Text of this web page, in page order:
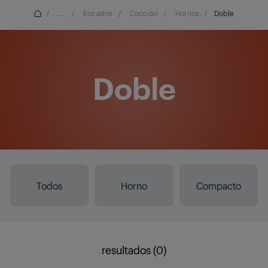
/ ... / Encastre / Cocción / Hornos / Doble
Doble
Todos Horno Compacto
resultados (0)